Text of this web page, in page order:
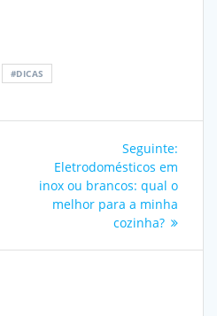
#DICAS
Seguinte:
Eletrodomésticos em
inox ou brancos: qual o
melhor para a minha
cozinha?